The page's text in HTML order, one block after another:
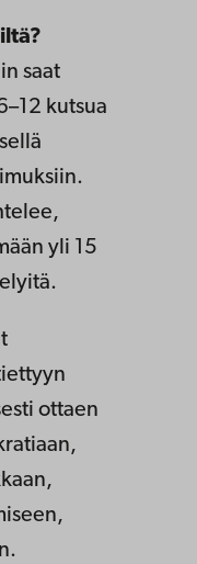
saat
kutsua
yli 15
ottaen